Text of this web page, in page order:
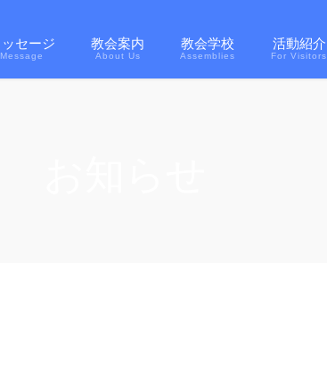
ッセージ
Message
教会案内
About Us
教会学校
Assemblies
活動紹介
For Visitors